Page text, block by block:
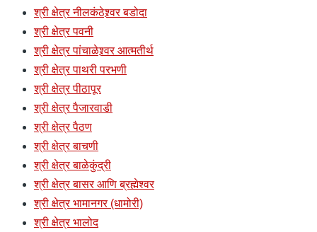
श्री क्षेत्र नीलकंठेश्र्वर बडोदा
श्री क्षेत्र पवनी
श्री क्षेत्र पांचाळेश्र्वर आत्मतीर्थ
श्री क्षेत्र पाथरी परभणी
श्री क्षेत्र पीठापूर
श्री क्षेत्र पैजारवाडी
श्री क्षेत्र पैठण
श्री क्षेत्र बाचणी
श्री क्षेत्र बाळेकुंद्री
श्री क्षेत्र बासर आणि ब्रह्मेश्वर
श्री क्षेत्र भामानगर (धामोरी)
श्री क्षेत्र भालोद